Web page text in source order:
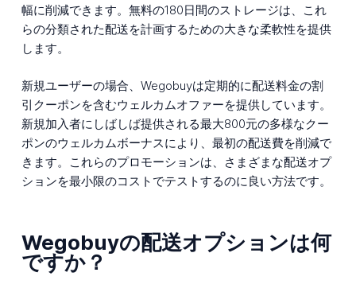
幅に削減できます。無料の180日間のストレージは、これ
らの分類された配送を計画するための大きな柔軟性を提供
します。
新規ユーザーの場合、Wegobuyは定期的に配送料金の割
引クーポンを含むウェルカムオファーを提供しています。
新規加入者にしばしば提供される最大800元の多様なクー
ポンのウェルカムボーナスにより、最初の配送費を削減で
きます。これらのプロモーションは、さまざまな配送オプ
ションを最小限のコストでテストするのに良い方法です。
Wegobuyの配送オプションは何
ですか？